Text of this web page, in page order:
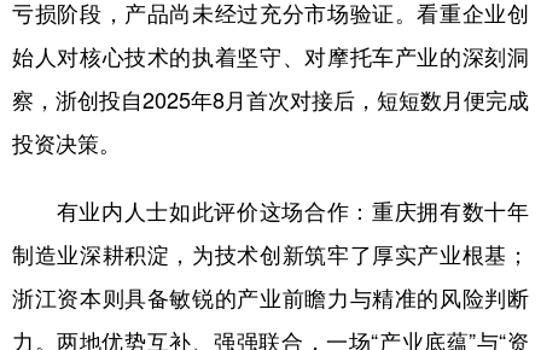
亏损阶段，产品尚未经过充分市场验证。看重企业创
始人对核心技术的执着坚守、对摩托车产业的深刻洞
察，浙创投自2025年8月首次对接后，短短数月便完成
投资决策。
有业内人士如此评价这场合作：重庆拥有数十年
制造业深耕积淀，为技术创新筑牢了厚实产业根基；
浙江资本则具备敏锐的产业前瞻力与精准的风险判断
力。两地优势互补、强强联合，一场“产业底蕴”与“资